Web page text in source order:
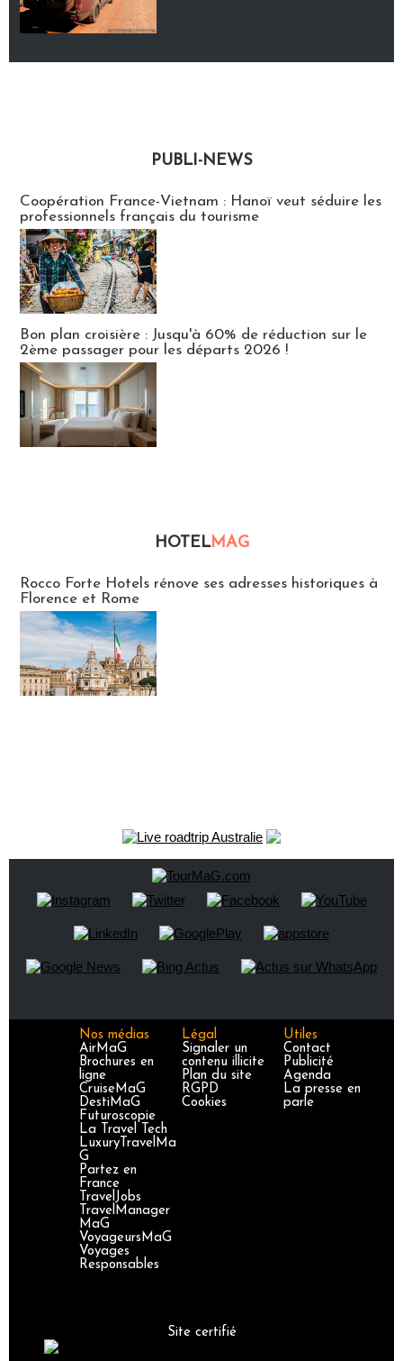
PUBLI-NEWS
Coopération France-Vietnam : Hanoï veut séduire les
professionnels français du tourisme
Bon plan croisière : Jusqu'à 60% de réduction sur le
2ème passager pour les départs 2026 !
HOTELMAG
Rocco Forte Hotels rénove ses adresses historiques à
Florence et Rome
Nos médias
AirMaG
Brochures en
ligne
CruiseMaG
DestiMaG
Futuroscopie
La Travel Tech
LuxuryTravelMa
G
Partez en
France
TravelJobs
TravelManager
MaG
VoyageursMaG
Voyages
Responsables
Légal
Signaler un
contenu illicite
Plan du site
RGPD
Cookies
Utiles
Contact
Publicité
Agenda
La presse en
parle
Site certifié